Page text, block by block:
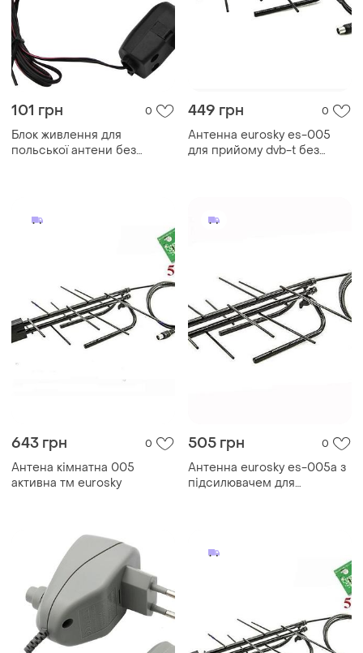
101 грн 0
Блок живлення для
польської антени без
449 грн 0
Антенна eurosky es-005
для прийому dvb-t без
643 грн 0
Антена кімнатна 005
активна тм eurosky
505 грн 0
Антенна eurosky es-005a з
підсилювачем для